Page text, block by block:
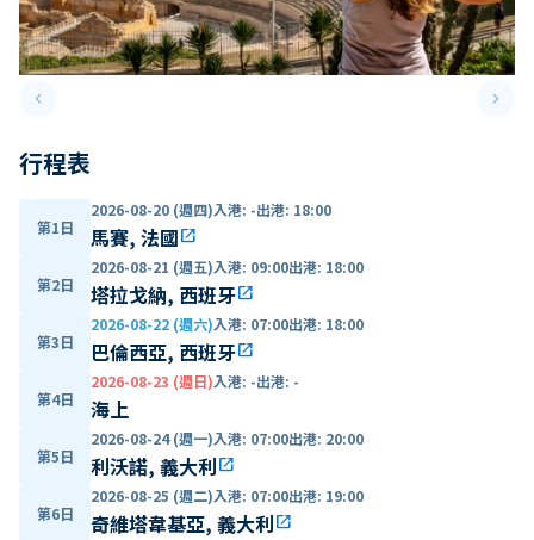
keyboard_arrow_leftPrevious slide keyboard_arrow_right
行程表
第1日
2026-08-20 (週四)入港: -出港: 18:00
馬賽, 法國open_in_new
第2日
2026-08-21 (週五)入港: 09:00出港: 18:00
塔拉戈納, 西班牙open_in_new
第3日
2026-08-22 (週六)入港: 07:00出港: 18:00
巴倫西亞, 西班牙open_in_new
第4日
2026-08-23 (週日)入港: -出港: -
海上
第5日
2026-08-24 (週一)入港: 07:00出港: 20:00
利沃諾, 義大利open_in_new
第6日
2026-08-25 (週二)入港: 07:00出港: 19:00
奇維塔韋基亞, 義大利open_in_new